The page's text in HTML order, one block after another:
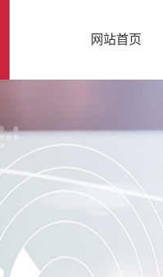
网站首页